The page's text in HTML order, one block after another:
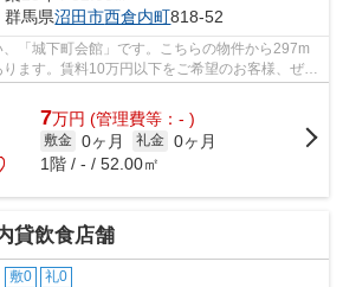
群馬県沼田市西倉内町818-52
「城下町会館」です。こちらの物件から297m
ます。賃料10万円以下をご希望のお客様、ぜひ
駐車スペー...
7万円 (管理費等：- )
敷金 0ヶ月 礼金 0ヶ月
1階 / - / 52.00㎡
貸飲食店舗
敷0 礼0